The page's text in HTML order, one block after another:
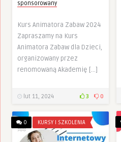
sponsorowany
Kurs Animatora Zabaw 2024
Zapraszamy na Kurs
Animatora Zabaw dla Dzieci,
organizowany przez
renomowaną Akademię […]
lut 11, 2024 3 0
0 KURSY I SZKOLENIA